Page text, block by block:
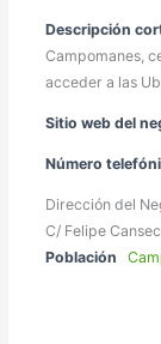
Descripción
Campomanes,
acceder a las
Sitio web del
Número
Dirección del
C/ Felipe
Población